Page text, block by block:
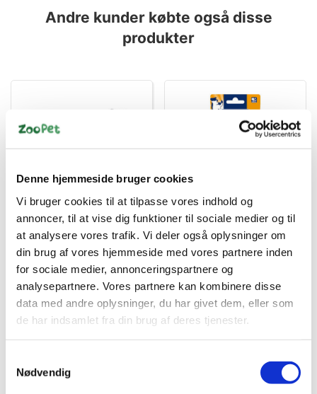
Denne hjemmeside bruger cookies
Vi bruger cookies til at tilpasse vores indhold og
annoncer, til at vise dig funktioner til sociale medier og til
at analysere vores trafik. Vi deler også oplysninger om
din brug af vores hjemmeside med vores partnere inden
for sociale medier, annonceringspartnere og
analysepartnere. Vores partnere kan kombinere disse
data med andre oplysninger, du har givet dem, eller som
de har indsamlet fra din brug af deres tjenester.
Nødvendig
Andre kunder købte også disse
produkter
035585454252
KONG WILD KNOTS
BEAR HUNDELEGETØJ
20 CM Mix S/m
DKK 79,95
DKK 63,96 ekskl. moms
Køb nu
På lager
4008239396501
Bold 7cm i mosgummi
DKK 18,00
DKK 14,40 ekskl. moms
Køb nu
På lager